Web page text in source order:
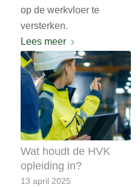
op de werkvloer te
versterken.
Lees meer
Wat houdt de HVK
opleiding in?
13 april 2025